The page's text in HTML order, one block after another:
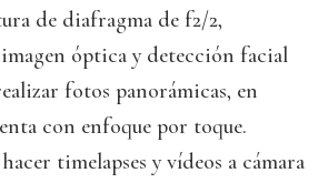
de diafragma de f2/2,
óptica y detección facial
fotos panorámicas, en
con enfoque por toque.
timelapses y vídeos a cámara